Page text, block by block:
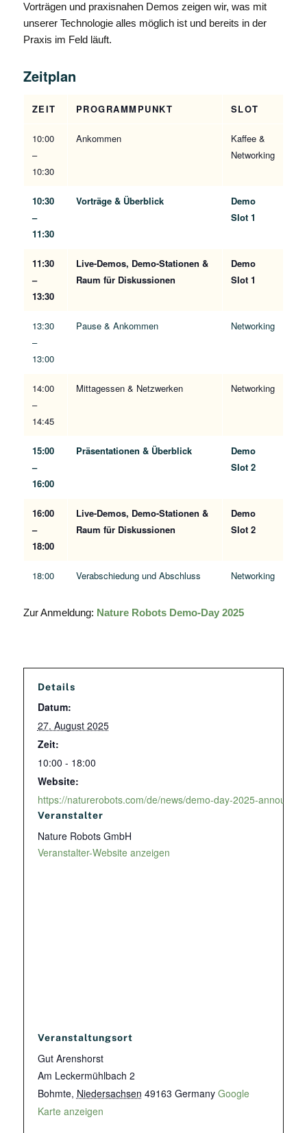
Vorträgen und praxisnahen Demos zeigen wir, was mit
unserer Technologie alles möglich ist und bereits in der
Praxis im Feld läuft.
Zeitplan
ZEIT PROGRAMMPUNKT SLOT
10:00
–
10:30
Ankommen
Kaffee &
Networking
10:30
–
11:30
Vorträge & Überblick
Demo
Slot 1
11:30
–
13:30
Live-Demos, Demo-Stationen &
Raum für Diskussionen
Demo
Slot 1
13:30
–
13:00
Pause & Ankommen Networking
14:00
–
14:45
Mittagessen & Netzwerken Networking
15:00
–
16:00
Präsentationen & Überblick
Demo
Slot 2
16:00
–
18:00
Live-Demos, Demo-Stationen &
Raum für Diskussionen
Demo
Slot 2
18:00 Verabschiedung und Abschluss Networking
Zur Anmeldung: Nature Robots Demo-Day 2025
Details
Datum:
27. August 2025
Zeit:
10:00 - 18:00
Website:
https://naturerobots.com/de/news/demo-day-2025-
Veranstalter
Nature Robots GmbH
Veranstalter-Website anzeigen
Veranstaltungsort
Gut Arenshorst
Am Leckermühlbach 2
Bohmte, Niedersachsen 49163 Germany Google
Karte anzeigen